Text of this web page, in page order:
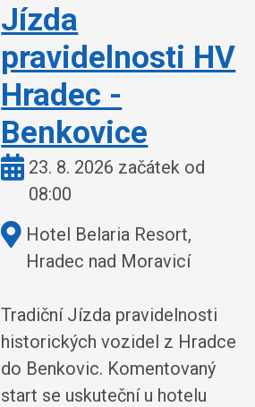
Jízda
pravidelnosti HV
Hradec -
Benkovice
Kdy:23. 8. 2026 začátek od
08:00
Kde:Hotel Belaria Resort,
Hradec nad Moravicí
Tradiční Jízda pravidelnosti
historických vozidel z Hradce
do Benkovic. Komentovaný
start se uskuteční u hotelu